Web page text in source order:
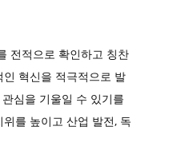
전적으로 확인하고 칭찬
혁신을 적극적으로 발
심을 기울일 수 있기를
를 높이고 산업 발전, 독